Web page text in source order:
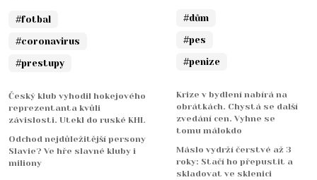
#fotbal
#coronavirus
#prestupy
Český klub vyhodil hokejového
reprezentanta kvůli
závislosti. Utekl do ruské KHL
Odchod nejdůležitější persony
Slavie? Ve hře slavné kluby i
miliony
#dům
#pes
#penize
Krize v bydlení nabírá na
obrátkách. Chystá se další
zvedání cen. Vyhne se
tomu málokdo
Máslo vydrží čerstvé až 3
roky: Stačí ho přepustit a
skladovat ve sklenici